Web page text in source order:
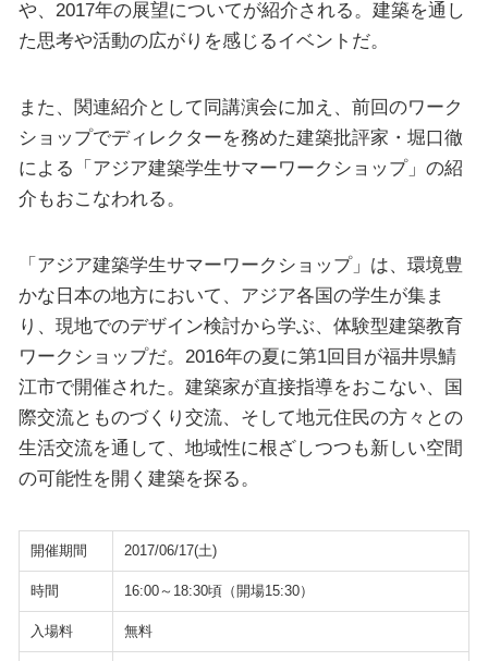
や、2017年の展望についてが紹介される。建築を通し
た思考や活動の広がりを感じるイベントだ。
また、関連紹介として同講演会に加え、前回のワーク
ショップでディレクターを務めた建築批評家・堀口徹
による「アジア建築学生サマーワークショップ」の紹
介もおこなわれる。
「アジア建築学生サマーワークショップ」は、環境豊
かな日本の地方において、アジア各国の学生が集ま
り、現地でのデザイン検討から学ぶ、体験型建築教育
ワークショップだ。2016年の夏に第1回目が福井県鯖
江市で開催された。建築家が直接指導をおこない、国
際交流とものづくり交流、そして地元住民の方々との
生活交流を通して、地域性に根ざしつつも新しい空間
の可能性を開く建築を探る。
開催期間 2017/06/17(土)
時間 16:00～18:30頃（開場15:30）
入場料 無料